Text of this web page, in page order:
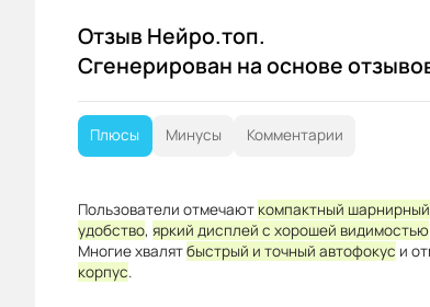
Отзыв Нейро.топ.
Сгенерирован на основе
Плюсы Минусы Комментарии
Пользователи отмечают компактный
удобство, яркий дисплей с хорошей видимостью
Многие хвалятбыстрый и точный автофокус и
корпус.